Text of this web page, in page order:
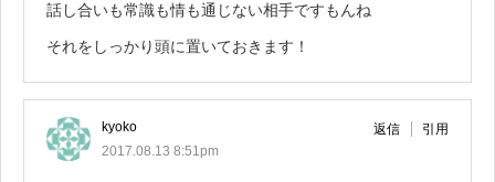
話し合いも常識も情も通じない相手ですもんね
それをしっかり頭に置いておきます！
kyoko
2017.08.13 8:51pm
返信 引用